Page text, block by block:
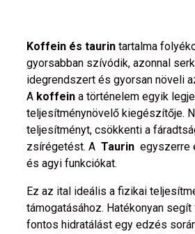
Koffein és taurin tartalma
gyorsabban szívódik, azonnal
idegrendszert és gyorsan növeli
A koffein a történelem egyik
teljesítménynövelő kiegészítője.
teljesítményt, csökkenti a
zsírégetést. A Taurin egyszerre
és agyi funkciókat.
Ez az ital ideális a fizikai
támogatásához. Hatékonyan segít
fontos hidratálást egy edzés